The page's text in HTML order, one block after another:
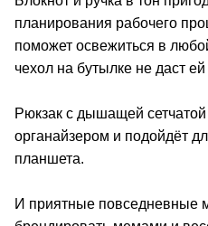
планирования рабочего
поможет освежиться в
чехол на бутылке не даст
Рюкзак с дышащей
органайзером и подойдёт
планшета.
И приятные повседневные